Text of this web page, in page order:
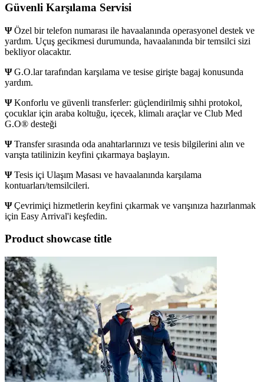
Güvenli Karşılama Servisi
ΨÖzel bir telefon numarası ile havaalanında operasyonel destek ve
yardım. Uçuş gecikmesi durumunda, havaalanında bir temsilci sizi
bekliyor olacaktır.
ΨG.O.lar tarafından karşılama ve tesise girişte bagaj konusunda
yardım.​
ΨKonforlu ve güvenli transferler: güçlendirilmiş sıhhi protokol,
çocuklar için araba koltuğu, içecek, klimalı araçlar ve Club Med
G.O® desteği
ΨTransfer sırasında oda anahtarlarınızı ve tesis bilgilerini alın ve
varışta tatilinizin keyfini çıkarmaya başlayın.​
ΨTesis içi Ulaşım Masası ve havaalanında karşılama
kontuarları/temsilcileri.​
ΨÇevrimiçi hizmetlerin keyfini çıkarmak ve varışınıza hazırlanmak
için Easy Arrival'i keşfedin.
Product showcase title